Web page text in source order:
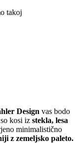
takoj
Design vas bodo
kosi iz stekla, lesa
minimalistično
z zemeljsko paleto.